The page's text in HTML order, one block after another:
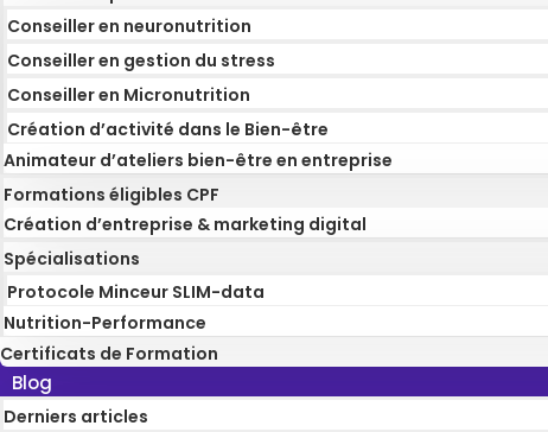
Conseiller en neuronutrition
Conseiller en gestion du stress
Conseiller en Micronutrition
Création d’activité dans le Bien-être
Animateur d’ateliers bien-être en entreprise
Formations éligibles CPF
Création d’entreprise & marketing digital
Spécialisations
Protocole Minceur SLIM-data
Nutrition-Performance
Certificats de Formation
Blog
Derniers articles